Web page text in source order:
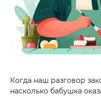
Когда наш разговор
насколько бабушка